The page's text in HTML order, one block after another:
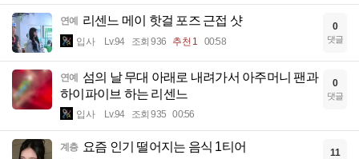
연예 리센느 메이 핫걸 포즈 근접 샷
입사 Lv.94 조회 936 추천 1 00:58
0
댓글
연예 섬의 날 무대 아래로 내려가서 아주머니 팬과
하이파이브 하는 리센느
입사 Lv.94 조회 935 00:56
0
댓글
계층 요즘 인기 떨어지는 음식 1티어 11